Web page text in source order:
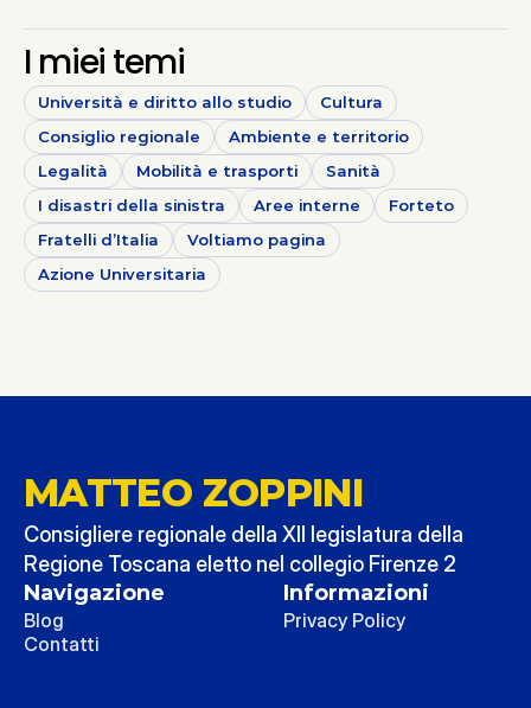
I miei temi
Università e diritto allo studio
Cultura
Consiglio regionale
Ambiente e territorio
Legalità
Mobilità e trasporti
Sanità
I disastri della sinistra
Aree interne
Forteto
Fratelli d’Italia
Voltiamo pagina
Azione Universitaria
MATTEO ZOPPINI
Consigliere regionale della XII legislatura della
Regione Toscana eletto nel collegio Firenze 2
Navigazione
Blog
Contatti
Informazioni
Privacy Policy